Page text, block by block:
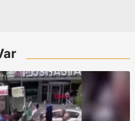
amacıyla
ve sizlere yönelik
yapılması, amaçlarıyla
dahilinde kullanılacaktır.